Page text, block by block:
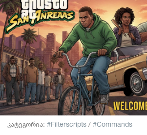
კატეგორია: Filterscripts /
Commands